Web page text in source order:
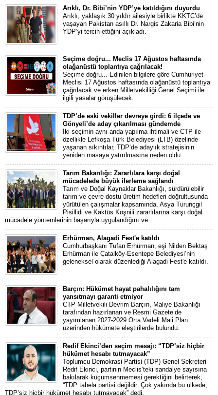
Arıklı, Dr. Bibi’nin YDP’ye katıldığını duyurdu
Arıklı, yaklaşık 30 yıldır ailesiyle birlikte KKTC’de
yaşayan Pakistan asıllı Dr. Nargis Zakaria Bibi’nin
YDP’yi tercih ettiğini açıkladı.
Seçime doğru... Meclis 17 Ağustos haftasında
olağanüstü toplantıya çağrılacak!
Seçime doğru... Edinilen bilgilere göre Cumhuriyet
Meclisi 17 Ağustos haftasında olağanüstü toplantıya
çağrılacak ve erken Milletvekilliği Genel Seçimi ile
ilgili yasalar görüşülecek.
TDP’de eski vekiller devreye girdi: 6 ilçede ve
Gönyeli’de aday çıkarılması gündemde
İki seçimin aynı anda yapılma ihtimali ve CTP ile
özellikle Lefkoşa Türk Belediyesi (LTB) özelinde
yaşanan sıkıntılar, TDP’de adaylık stratejisinin
yeniden masaya yatırılmasına neden oldu.
Tarım Bakanlığı: Zararlılara karşı doğal
mücadelede büyük ilerleme sağlandı
Tarım ve Doğal Kaynaklar Bakanlığı, sürdürülebilir
tarım ve çevre dostu üretim hedefleri doğrultusunda
yürütülen çalışmalar kapsamında, Asya Turunçgil
Pisillidi ve Kaktüs Koşnili zararlılarına karşı doğal
mücadele yöntemlerinin başarıyla uygulandığını ve
Erhürman, Alagadi Fest'e katıldı
Cumhurbaşkanı Tufan Erhürman, eşi Nilden Bektaş
Erhürman ile Çatalköy-Esentepe Belediyesi’nin
geleneksel olarak düzenlediği Alagadi Fest'e katıldı.
Barçın: Hükümet hayat pahalılığını tam
yansıtmayı garanti etmiyor
CTP Milletvekili Devrim Barçın, Maliye Bakanlığı
tarafından hazırlanan ve Resmi Gazete’de
yayımlanan 2027-2029 Orta Vadeli Mali Plan
üzerinden hükümete eleştirilerde bulundu.
Redif Ekinci’den seçim mesajı: “TDP’siz hiçbir
hükümet hesabı tutmayacak”
Toplumcu Demokrasi Partisi (TDP) Genel Sekreteri
Redif Ekinci, partinin Meclis’teki sandalye sayısına
bakılarak küçümsenmemesi gerektiğini belirterek,
“TDP tabela partisi değildir. Çok yakında bu ülkede,
TDP’siz hiçbir hükümet hesabı tutmayacak” dedi.